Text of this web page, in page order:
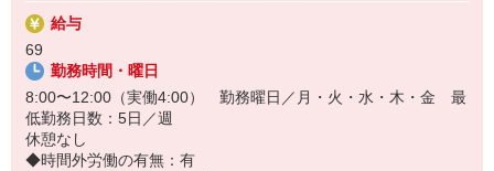
ゴミ置場など）
・館内や敷地内の点検、巡回
・管理組合運営補助（理事会や総会の出席、事前準備など）
・事務業務
給与
69
勤務時間・曜日
8:00〜12:00（実働4:00） 勤務曜日／月・火・水・木・金 最
低勤務日数：5日／週
休憩なし
◆時間外労働の有無：有